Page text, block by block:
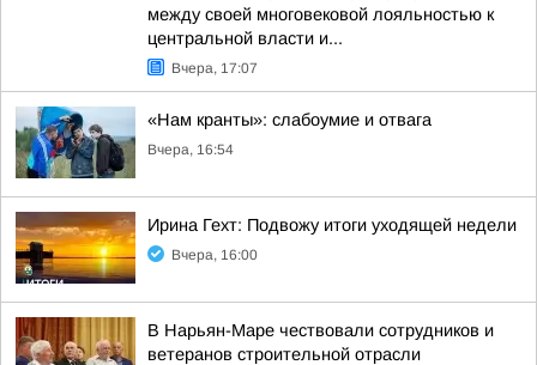
между своей многовековой лояльностью к
центральной власти и...
Вчера, 17:07
«Нам кранты»: слабоумие и отвага
Вчера, 16:54
Ирина Гехт: Подвожу итоги уходящей недели
Вчера, 16:00
В Нарьян-Маре чествовали сотрудников и
ветеранов строительной отрасли